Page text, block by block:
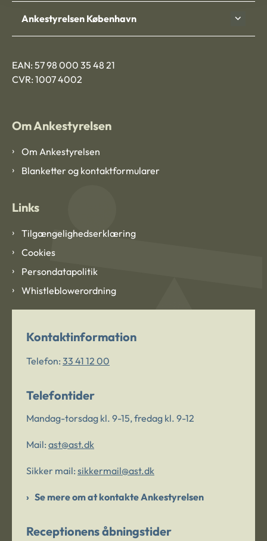
Ankestyrelsen København
EAN: 57 98 000 35 48 21
CVR: 1007 4002
Om Ankestyrelsen
Om Ankestyrelsen
Blanketter og kontaktformularer
Links
Tilgængelighedserklæring
Cookies
Persondatapolitik
Whistleblowerordning
Kontaktinformation
Telefon: 33 41 12 00
Telefontider
Mandag-torsdag kl. 9-15, fredag kl. 9-12
Mail: ast@ast.dk
Sikker mail: sikkermail@ast.dk
Se mere om at kontakte Ankestyrelsen
Receptionens åbningstider